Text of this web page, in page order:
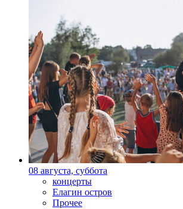
08 августа, суббота
концерты
Елагин остров
Прочее